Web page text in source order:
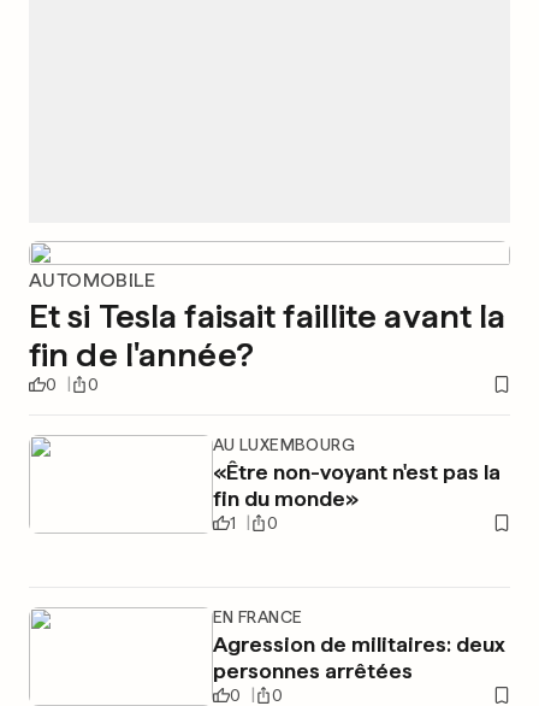
AUTOMOBILE
Et si Tesla faisait faillite avant la
fin de l'année?
0 0
AU LUXEMBOURG
«Être non-voyant n'est pas la
fin du monde»
1 0
EN FRANCE
Agression de militaires: deux
personnes arrêtées
0 0